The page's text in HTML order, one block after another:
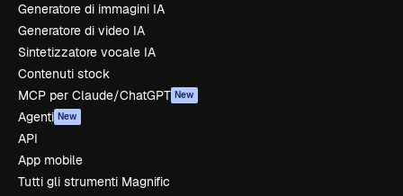
Generatore di immagini IA
Generatore di video IA
Sintetizzatore vocale IA
Contenuti stock
MCP per Claude/ChatGPT New
Agenti New
API
App mobile
Tutti gli strumenti Magnific